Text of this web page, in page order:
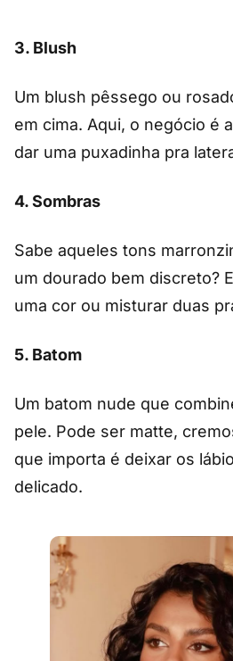
3. Blush
Um blush pêssego ou
em cima. Aqui, o negócio é
dar uma puxadinha pra
4. Sombras
Sabe aqueles tons
um dourado bem discreto?
uma cor ou misturar duas
5. Batom
Um batom nude que
pele. Pode ser matte,
que importa é deixar os
delicado.